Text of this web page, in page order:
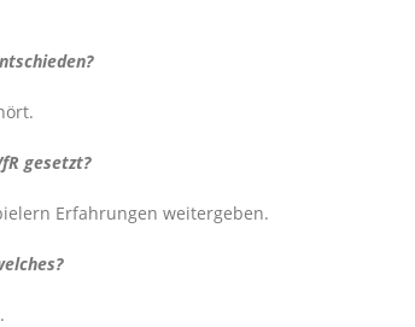
gesetzt?
Erfahrungen weitergeben.